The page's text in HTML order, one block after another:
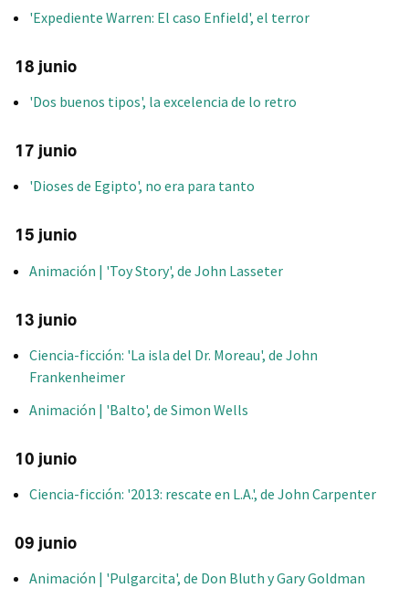
'Expediente Warren: El caso Enfield', el terror
18 junio
'Dos buenos tipos', la excelencia de lo retro
17 junio
'Dioses de Egipto', no era para tanto
15 junio
Animación | 'Toy Story', de John Lasseter
13 junio
Ciencia-ficción: 'La isla del Dr. Moreau', de John
Frankenheimer
Animación | 'Balto', de Simon Wells
10 junio
Ciencia-ficción: '2013: rescate en L.A.', de John Carpenter
09 junio
Animación | 'Pulgarcita', de Don Bluth y Gary Goldman